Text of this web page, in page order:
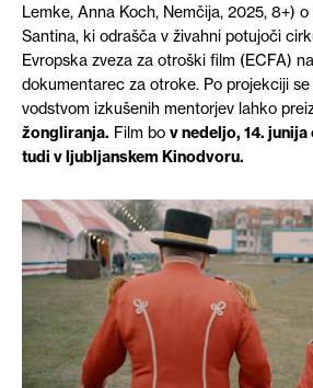
Lemke, Anna Koch, Nemčija, 2025, 8+)
Santina, ki odrašča v živahni potujoči
Evropska zveza za otroški film (ECFA)
dokumentarec za otroke. Po projekciji
vodstvom izkušenih mentorjev lahko
žongliranja. Film bo v nedeljo, 14.
tudi v ljubljanskem Kinodvoru.